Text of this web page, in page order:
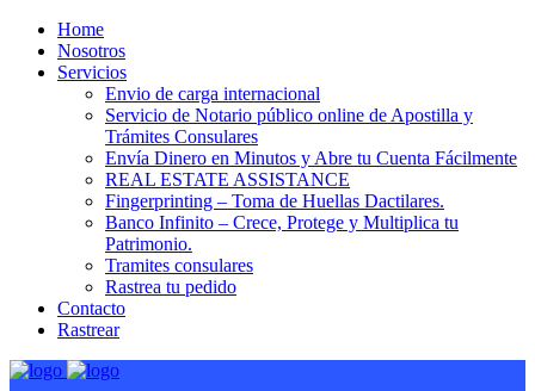
Home
Nosotros
Servicios
Envio de carga internacional
Servicio de Notario público online de Apostilla y
Trámites Consulares
Envía Dinero en Minutos y Abre tu Cuenta Fácilmente
REAL ESTATE ASSISTANCE
Fingerprinting – Toma de Huellas Dactilares.
Banco Infinito – Crece, Protege y Multiplica tu
Patrimonio.
Tramites consulares
Rastrea tu pedido
Contacto
Rastrear